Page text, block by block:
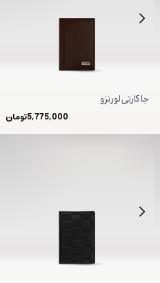
جا کارتی لورنزو
5,775,000تومان